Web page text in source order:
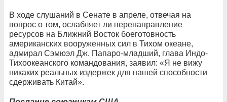
В ходе слушаний в Сенате в апреле, отвечая на
вопрос о том, ослабляет ли перенаправление
ресурсов на Ближний Восток боеготовность
американских вооруженных сил в Тихом океане,
адмирал Сэмюэл Дж. Папаро-младший, глава Индо-
Тихоокеанского командования, заявил: «Я не вижу
никаких реальных издержек для нашей способности
сдерживать Китай».